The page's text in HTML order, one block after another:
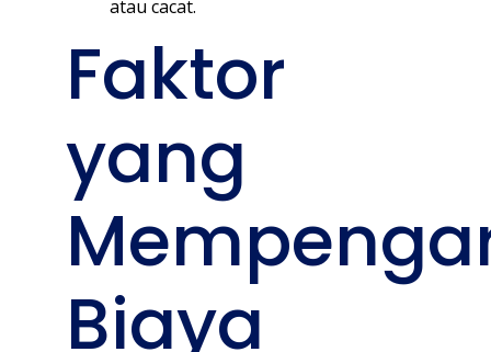
atau cacat.
Faktor
yang
Biaya